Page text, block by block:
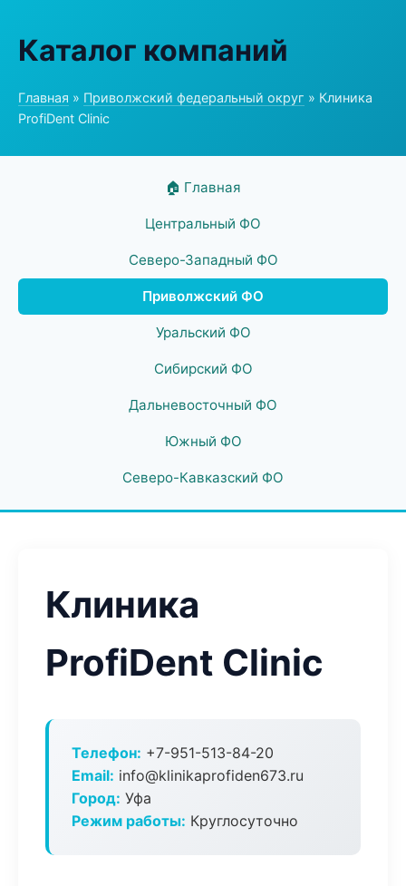
Каталог компаний
Главная » Приволжский федеральный округ » Клиника
ProfiDent Clinic
🏠 Главная
Центральный ФО
Северо-Западный ФО
Приволжский ФО
Уральский ФО
Сибирский ФО
Дальневосточный ФО
Южный ФО
Северо-Кавказский ФО
Клиника
ProfiDent Clinic
Телефон: +7-951-513-84-20
Email: info@klinikaprofiden673.ru
Город: Уфа
Режим работы: Круглосуточно